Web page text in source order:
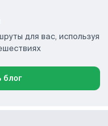
для вас, используя
блог